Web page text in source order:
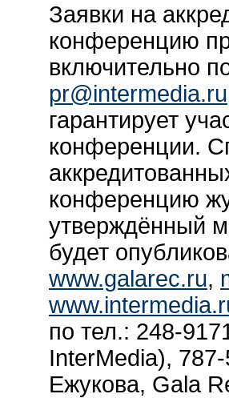
Заявки на
конференцию
включительно
pr@intermedia.ru
гарантирует
конференции.
конференцию
утверждённый
будет
www.galarec.ru,
по тел.: 248-
InterMedia),
Ежукова, Gala